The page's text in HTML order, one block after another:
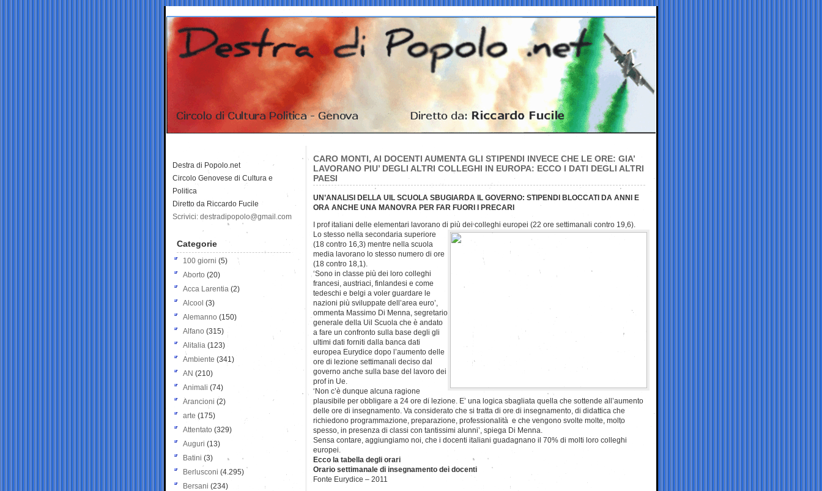
CARO MONTI, AI DOCENTI AUMENTA GLI STIPENDI INVECE CHE LE ORE: GIA’
LAVORANO PIU’ DEGLI ALTRI COLLEGHI IN EUROPA: ECCO I DATI DEGLI ALTRI
PAESI
UN’ANALISI DELLA UIL SCUOLA SBUGIARDA IL GOVERNO: STIPENDI BLOCCATI DA ANNI E
ORA ANCHE UNA MANOVRA PER FAR FUORI I PRECARI
I prof italiani delle elementari lavorano di più dei colleghi europei (22 ore settimanali contro 19,6).
Lo stesso nella secondaria superiore
(18 contro 16,3) mentre nella scuola
media lavorano lo stesso numero di ore
(18 contro 18,1).
‘Sono in classe più dei loro colleghi
francesi, austriaci, finlandesi e come
tedeschi e belgi a voler guardare le
nazioni più sviluppate dell’area euro’,
ommenta Massimo Di Menna, segretario
generale della Uil Scuola che è andato
a fare un confronto sulla base degli gli
ultimi dati forniti dalla banca dati
europea Eurydice dopo l’aumento delle
ore di lezione settimanali deciso dal
governo anche sulla base del lavoro dei
prof in Ue.
‘Non c’è dunque alcuna ragione
plausibile per obbligare a 24 ore di lezione. E’ una logica sbagliata quella che sottende all’aumento
delle ore di insegnamento. Va considerato che si tratta di ore di insegnamento, di didattica che
richiedono programmazione, preparazione, professionalità e che vengono svolte molte, molto
spesso, in presenza di classi con tantissimi alunni’, spiega Di Menna.
Sensa contare, aggiungiamo noi, che i docenti italiani guadagnano il 70% di molti loro colleghi
europei.
Ecco la tabella degli orari
Orario settimanale di insegnamento dei docenti
Fonte Eurydice – 2011
Destra di Popolo.net
Circolo Genovese di Cultura e
Politica
Diretto da Riccardo Fucile
Scrivici: destradipopolo@gmail.com
Categorie
100 giorni (5)
Aborto (20)
Acca Larentia (2)
Alcool (3)
Alemanno (150)
Alfano (315)
Alitalia (123)
Ambiente (341)
AN (210)
Animali (74)
Arancioni (2)
arte (175)
Attentato (329)
Auguri (13)
Batini (3)
Berlusconi (4.295)
Bersani (234)